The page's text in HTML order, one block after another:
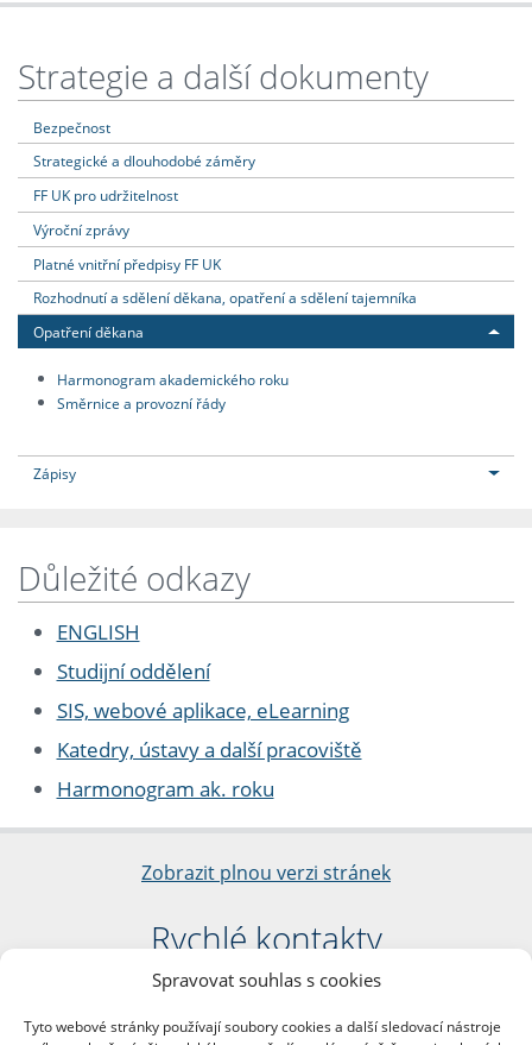
Spravovat souhlas s cookies
Tyto webové stránky používají soubory cookies a další sledovací nástroje
Strategie a další dokumenty
Bezpečnost
Strategické a dlouhodobé záměry
FF UK pro udržitelnost
Výroční zprávy
Platné vnitřní předpisy FF UK
Rozhodnutí a sdělení děkana, opatření a sdělení tajemníka
Opatření děkana
Harmonogram akademického roku
Směrnice a provozní řády
Zápisy
Důležité odkazy
ENGLISH
Studijní oddělení
SIS, webové aplikace, eLearning
Katedry, ústavy a další pracoviště
Harmonogram ak. roku
Zobrazit plnou verzi stránek
Rychlé kontakty
Filozofická fakulta
nám. Jana Palacha 1/2